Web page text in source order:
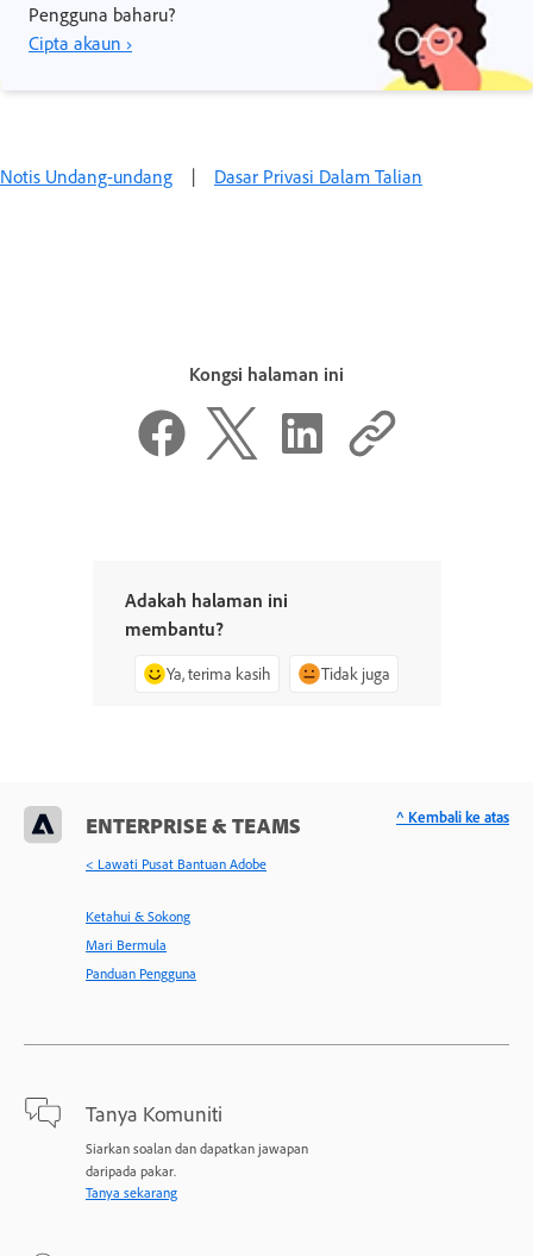
Pengguna baharu?
Cipta akaun ›
Notis Undang-undang‌ | Dasar Privasi Dalam Talian
Kongsi halaman ini
Adakah halaman ini
membantu?
Ya, terima kasih Tidak juga
ENTERPRISE & TEAMS
< Lawati Pusat Bantuan Adobe
Ketahui & Sokong
Mari Bermula
Panduan Pengguna
Tanya Komuniti
Siarkan soalan dan dapatkan jawapan
daripada pakar.
Tanya sekarang
^ Kembali ke atas